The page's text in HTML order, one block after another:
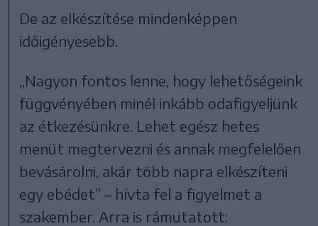
De az elkészítése mindenképpen
időigényesebb.
„Nagyon fontos lenne, hogy lehetőségeink
függvényében minél inkább odafigyeljünk
az étkezésünkre. Lehet egész hetes
menüt megtervezni és annak megfelelően
bevásárolni, akár több napra elkészíteni
egy ebédet” – hívta fel a figyelmet a
szakember. Arra is rámutatott: